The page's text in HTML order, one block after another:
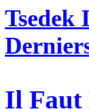
Tsedek
Il Faut